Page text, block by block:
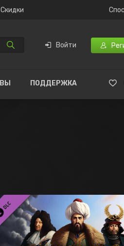
Скидки
Войти
ПОДДЕРЖКА